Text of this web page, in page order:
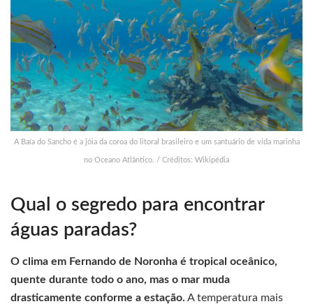
A Baía do Sancho é a jóia da coroa do litoral brasileiro e um santuário de vida marinha
no Oceano Atlântico. / Créditos: Wikipédia
Qual o segredo para encontrar
águas paradas?
O clima em Fernando de Noronha é tropical oceânico,
quente durante todo o ano, mas o mar muda
drasticamente conforme a estação. A temperatura mais